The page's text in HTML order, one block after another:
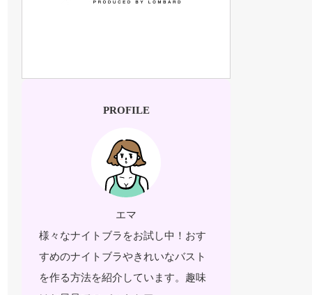
PROFILE
エマ
様々なナイトブラをお試し中！おす
すめのナイトブラやきれいなバスト
を作る方法を紹介しています。趣味